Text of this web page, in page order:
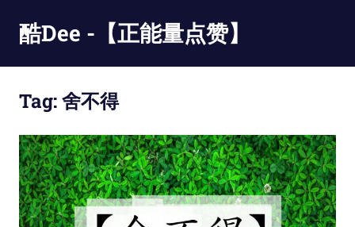
content
酷Dee -【正能量点赞】
最
有
更
酷
Tag:舍不得